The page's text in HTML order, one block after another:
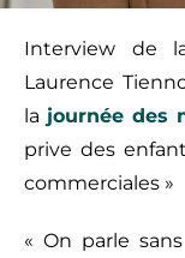
Interview de
Laurence
la journée des
prive des
commerciales »
« On parle